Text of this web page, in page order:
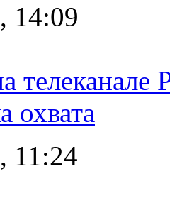
14:09
охвата
11:24